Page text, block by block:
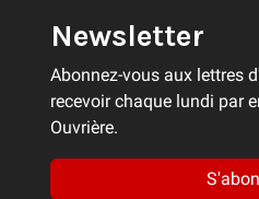
Newsletter
Abonnez-vous aux lettres
recevoir chaque lundi par
Ouvrière.